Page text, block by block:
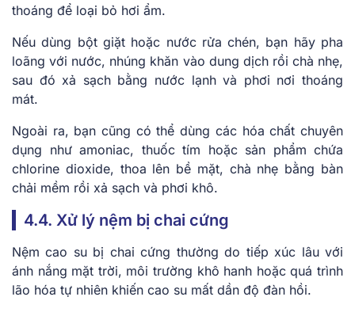
thoáng để loại bỏ hơi ẩm.
Nếu dùng bột giặt hoặc nước rửa chén, bạn hãy pha
loãng với nước, nhúng khăn vào dung dịch rồi chà nhẹ,
sau đó xả sạch bằng nước lạnh và phơi nơi thoáng
mát.
Ngoài ra, bạn cũng có thể dùng các hóa chất chuyên
dụng như amoniac, thuốc tím hoặc sản phẩm chứa
chlorine dioxide, thoa lên bề mặt, chà nhẹ bằng bàn
chải mềm rồi xả sạch và phơi khô.
4.4. Xử lý nệm bị chai cứng
Nệm cao su bị chai cứng thường do tiếp xúc lâu với
ánh nắng mặt trời, môi trường khô hanh hoặc quá trình
lão hóa tự nhiên khiến cao su mất dần độ đàn hồi.